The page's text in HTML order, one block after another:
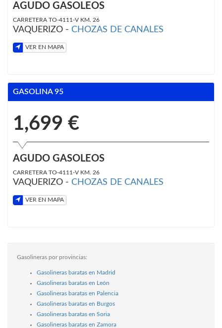
AGUDO GASOLEOS
CARRETERA TO-4111-V KM. 26
VAQUERIZO - CHOZAS DE CANALES
VER EN MAPA
GASOLINA 95
1,699 €
AGUDO GASOLEOS
CARRETERA TO-4111-V KM. 26
VAQUERIZO - CHOZAS DE CANALES
VER EN MAPA
Gasolineras por provincias:
Gasolineras baratas en Madrid
Gasolineras baratas en León
Gasolineras baratas en Palencia
Gasolineras baratas en Burgos
Gasolineras baratas en Soria
Gasolineras baratas en Zamora